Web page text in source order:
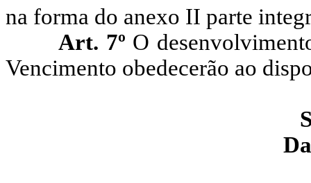
na forma do anexo II parte
Art. 7º O
Vencimento obedecerão ao